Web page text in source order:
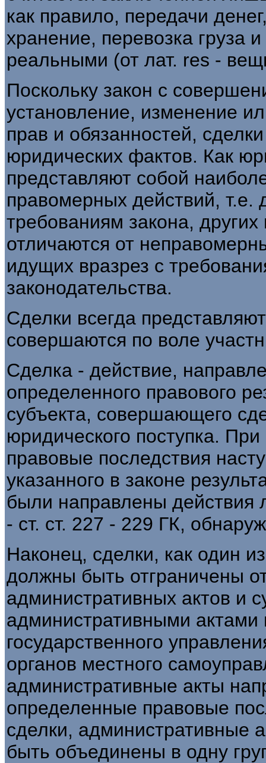
как правило, передачи
хранение, перевозка груза
реальными (от лат. res -
Поскольку закон с
установление, изменение
прав и обязанностей,
юридических фактов. Как
представляют собой
правомерных действий, т.е.
требованиям закона,
отличаются от
идущих вразрез с
законодательства.
Сделки всегда
совершаются по воле
Сделка - действие,
определенного правового
субъекта, совершающего
юридического поступка.
правовые последствия
указанного в законе
были направлены действия
- ст. ст. 227 - 229 ГК,
Наконец, сделки, как один
должны быть отграничены
административных актов и
административными актами
государственного
органов местного
административные акты
определенные правовые
сделки, административные
быть объединены в одну